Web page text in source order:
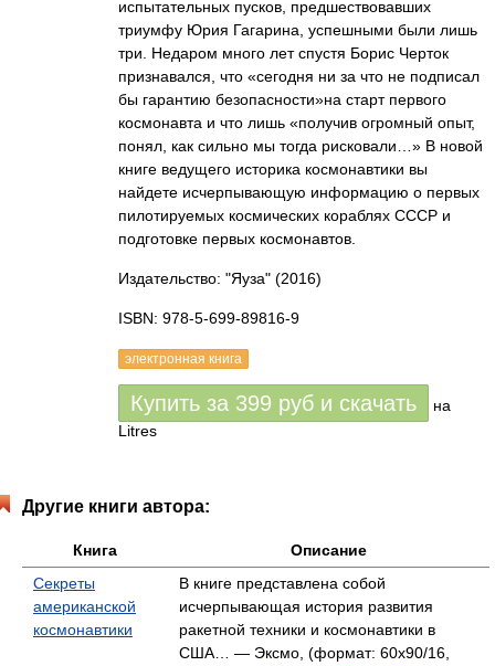
испытательных пусков, предшествовавших
триумфу Юрия Гагарина, успешными были лишь
три. Недаром много лет спустя Борис Черток
признавался, что «сегодня ни за что не подписал
бы гарантию безопасности»на старт первого
космонавта и что лишь «получив огромный опыт,
понял, как сильно мы тогда рисковали…» В новой
книге ведущего историка космонавтики вы
найдете исчерпывающую информацию о первых
пилотируемых космических кораблях СССР и
подготовке первых космонавтов.
Издательство: "Яуза" (2016)
ISBN: 978-5-699-89816-9
электронная книга
Купить за 399 руб и скачать
на
Litres
Другие книги автора:
Книга
Описание
Секреты
американской
космонавтики
В книге представлена собой
исчерпывающая история развития
ракетной техники и космонавтики в
США… — Эксмо, (формат: 60x90/16,